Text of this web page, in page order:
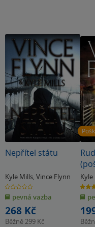
Nepřítel státu
Kyle Mills, Vince Flynn
0.0
z
5
hvězdiček
pevná vazba
268 Kč
Běžně299 Kč
5.0
z
5